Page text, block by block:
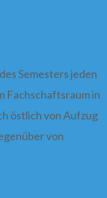
Semesters jeden
Fachschaftsraum in
östlich von Aufzug
von